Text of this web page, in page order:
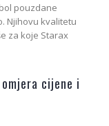
pouzdane
Njihovu kvalitetu
za koje Starax
cijene i